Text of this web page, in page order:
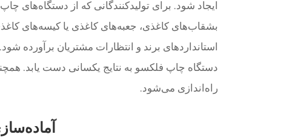
بشقاب‌های کاغذی، جعبه‌های کاغذی یا کیسه‌های
استانداردهای برند و انتظارات مشتریان برآورده
دستگاه چاپ فلکسو به نتایج یکسانی دست یابد.
راه‌اندازی می‌شود.